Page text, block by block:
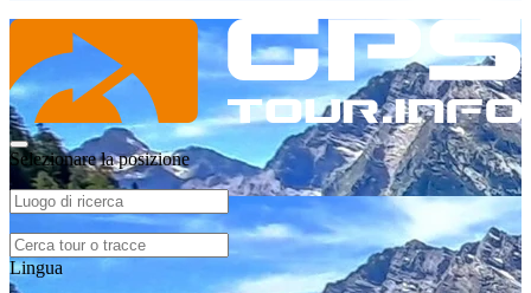
Selezionare la posizione
Lingua